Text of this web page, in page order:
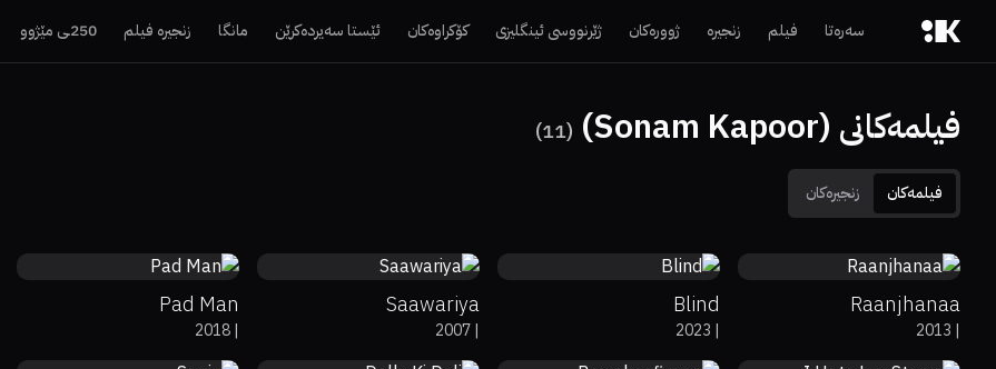
سەرەتا فیلم زنجیرە ژوورەکان ژێرنووسی ئینگلیزی کۆکراوەکان ئێستا سەیردەکرێن مانگا زنجیرە فیلم 250ـی مێژوو
فیلمەکانی (Sonam Kapoor) (
11
)
فیلمەکان زنجیرەکان 7.6
75%
0%
Raanjhanaa
|
2013
Blind
|
2023
Saawariya
|
2007
Pad Man
|
2018
5.6
5.5
4.6
70%
7.8
36%